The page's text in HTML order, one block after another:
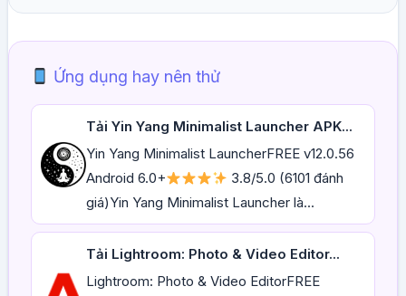
Ứng dụng hay nên thử
Tải Yin Yang Minimalist Launcher APK...
Yin Yang Minimalist LauncherFREE v12.0.56
Android 6.0+
3.8/5.0 (6101 đánh
giá)Yin Yang Minimalist Launcher là...
Tải Lightroom: Photo & Video Editor...
Lightroom: Photo & Video EditorFREE